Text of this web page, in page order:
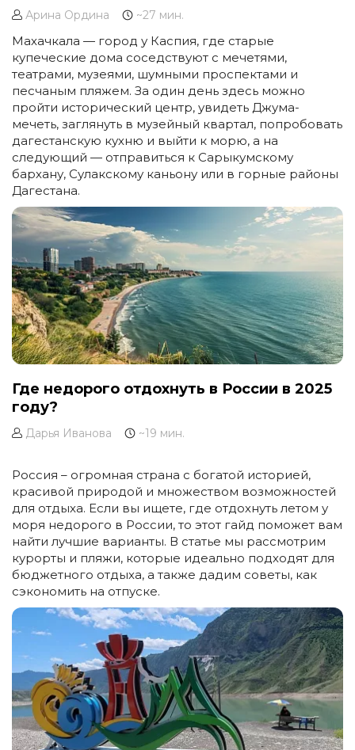
Арина Ордина ~27 мин.
Махачкала — город у Каспия, где старые
купеческие дома соседствуют с мечетями,
театрами, музеями, шумными проспектами и
песчаным пляжем. За один день здесь можно
пройти исторический центр, увидеть Джума-
мечеть, заглянуть в музейный квартал, попробовать
дагестанскую кухню и выйти к морю, а на
следующий — отправиться к Сарыкумскому
бархану, Сулакскому каньону или в горные районы
Дагестана.
Где недорого отдохнуть в России в 2025
году?
Дарья Иванова ~19 мин.
Россия – огромная страна с богатой историей,
красивой природой и множеством возможностей
для отдыха. Если вы ищете, где отдохнуть летом у
моря недорого в России, то этот гайд поможет вам
найти лучшие варианты. В статье мы рассмотрим
курорты и пляжи, которые идеально подходят для
бюджетного отдыха, а также дадим советы, как
сэкономить на отпуске.